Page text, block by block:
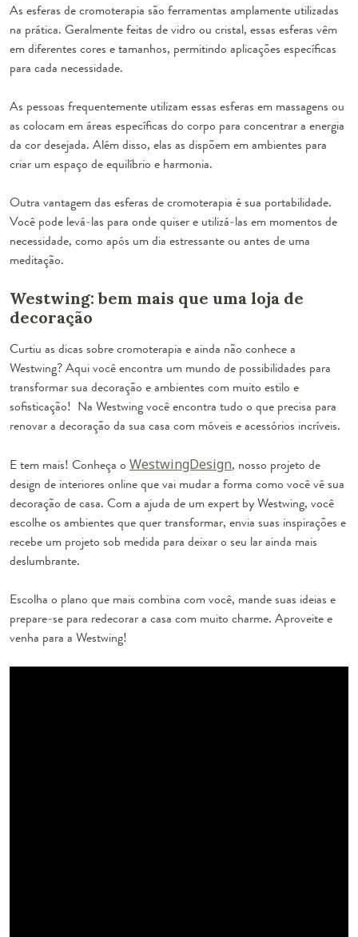
As esferas de cromoterapia são ferramentas amplamente utilizadas
na prática. Geralmente feitas de vidro ou cristal, essas esferas vêm
em diferentes cores e tamanhos, permitindo aplicações específicas
para cada necessidade.
As pessoas frequentemente utilizam essas esferas em massagens ou
as colocam em áreas específicas do corpo para concentrar a energia
da cor desejada. Além disso, elas as dispõem em ambientes para
criar um espaço de equilíbrio e harmonia.
Outra vantagem das esferas de cromoterapia é sua portabilidade.
Você pode levá-las para onde quiser e utilizá-las em momentos de
necessidade, como após um dia estressante ou antes de uma
meditação.
Westwing: bem mais que uma loja de
decoração
Curtiu as dicas sobre cromoterapia e ainda não conhece a
Westwing? Aqui você encontra um mundo de possibilidades para
transformar sua decoração e ambientes com muito estilo e
sofisticação! Na Westwing você encontra tudo o que precisa para
renovar a decoração da sua casa com móveis e acessórios incríveis.
E tem mais! Conheça o WestwingDesign, nosso projeto de
design de interiores online que vai mudar a forma como você vê sua
decoração de casa. Com a ajuda de um expert by Westwing, você
escolhe os ambientes que quer transformar, envia suas inspirações e
recebe um projeto sob medida para deixar o seu lar ainda mais
deslumbrante.
Escolha o plano que mais combina com você, mande suas ideias e
prepare-se para redecorar a casa com muito charme. Aproveite e
venha para a Westwing!